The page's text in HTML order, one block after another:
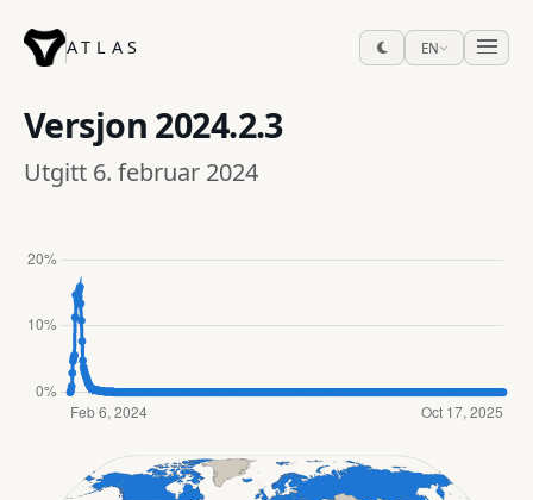
ATLAS EN
Versjon 2024.2.3
Utgitt 6. februar 2024